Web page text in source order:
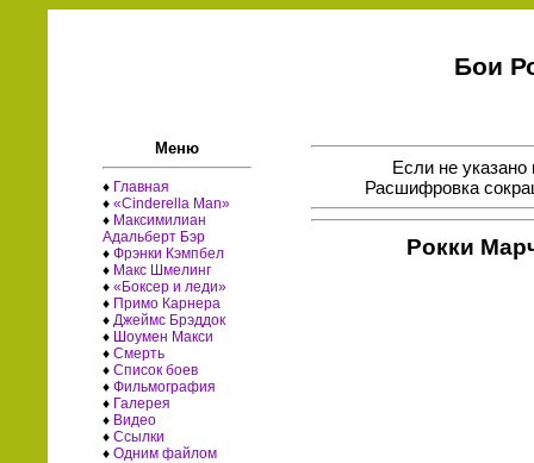
Бои
Меню
♦ Главная
♦«Cinderella Man»
♦ Максимилиан
Адальберт Бэр
♦Фрэнки Кэмпбел
♦ Макс Шмелинг
♦«Боксер и леди»
♦ Примо Карнера
♦ Джеймс Брэддок
♦ Шоумен Макси
♦Смерть
♦Список боев
♦Фильмография
♦ Галерея
♦ Видео
♦Ссылки
♦Одним файлом
Если не указано
Расшифровка
Рокки